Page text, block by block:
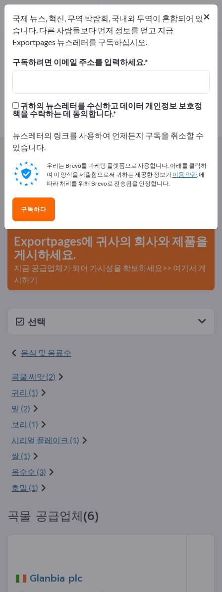
곡물 – 제조업체 및 공급업체 찾기
유통업체
1
제조업체5
유통업체1
Exportpages
Exportpages에서 무료로 광고하세
수요 – 공급 – 중고품 – 비즈니스 연락처 >> 여기서 시작
Exportpages에 귀사의 회사와 제품을
게시하세요.
지금 공급업체가 되어 가시성을 확보하세요>> 여기서 게
시하기
선택
음식 및 음료수
곡물 씨앗 (2)
귀리 (1)
밀 (2)
보리 (1)
시리얼 플레이크 (1)
쌀 (1)
옥수수 (3)
호밀 (1)
곡물 공급업체(6)
Glanbia plc
×
국제 뉴스, 혁신, 무역 박람회, 국내외 무역이 혼합되어 있
습니다. 다른 사람들보다 먼저 정보를 얻고 지금
Exportpages 뉴스레터를 구독하십시오.
구독하려면 이메일 주소를 입력하세요.
귀하의 뉴스레터를 수신하고 데이터 개인정보 보호정
책을 수락하는 데 동의합니다.
뉴스레터의 링크를 사용하여 언제든지 구독을 취소할 수
있습니다.
우리는 Brevo를 마케팅 플랫폼으로 사용합니다. 아래를 클릭하
여 이 양식을 제출함으로써 귀하는 제공한 정보가 이용 약관.에
따라 처리를 위해 Brevo로 전송됨을 인정합니다.
구독하다